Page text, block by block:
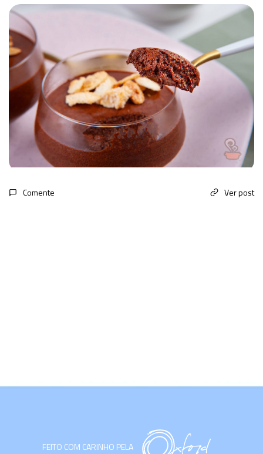
Comente Ver post
FEITO COM CARINHO PELA